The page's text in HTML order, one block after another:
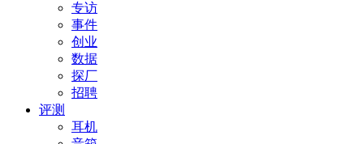
专访
事件
创业
数据
探厂
招聘
评测
耳机